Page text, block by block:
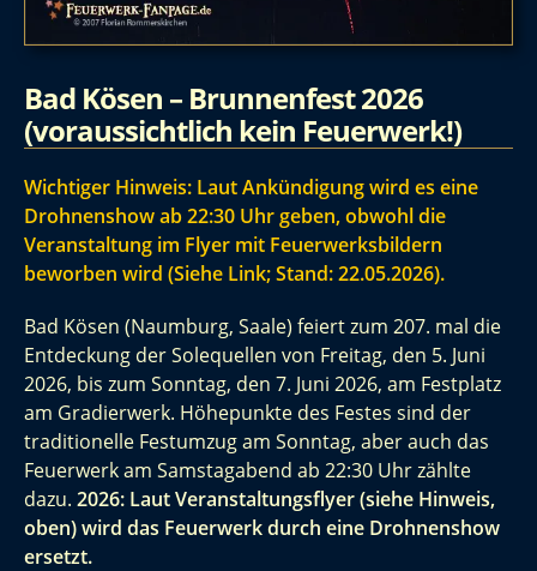
Bad Kösen – Brunnenfest 2026
(voraussichtlich kein Feuerwerk!)
Wichtiger Hinweis: Laut Ankündigung wird es eine
Drohnenshow ab 22:30 Uhr geben, obwohl die
Veranstaltung im Flyer mit Feuerwerksbildern
beworben wird (Siehe Link; Stand: 22.05.2026).
Bad Kösen (Naumburg, Saale) feiert zum 207. mal die
Entdeckung der Solequellen von Freitag, den 5. Juni
2026, bis zum Sonntag, den 7. Juni 2026, am Festplatz
am Gradierwerk. Höhepunkte des Festes sind der
traditionelle Festumzug am Sonntag, aber auch das
Feuerwerk am Samstagabend ab 22:30 Uhr zählte
dazu. 2026: Laut Veranstaltungsflyer (siehe Hinweis,
oben) wird das Feuerwerk durch eine Drohnenshow
ersetzt.